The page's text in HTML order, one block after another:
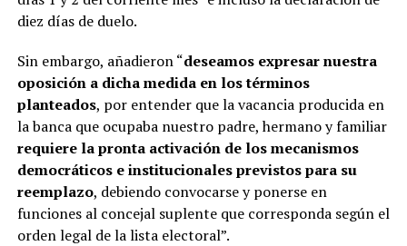
diez días de duelo.
Sin embargo, añadieron “deseamos expresar nuestra
oposición a dicha medida en los términos
planteados, por entender que la vacancia producida en
la banca que ocupaba nuestro padre, hermano y familiar
requiere la pronta activación de los mecanismos
democráticos e institucionales previstos para su
reemplazo, debiendo convocarse y ponerse en
funciones al concejal suplente que corresponda según el
orden legal de la lista electoral”.